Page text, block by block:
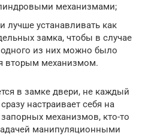
механизмами;
лучше устанавливать как
замка, чтобы в случае
из них можно было
вторым механизмом.
в замке двери, не каждый
настраивает себя на
механизмов, кто-то
манипуляционными